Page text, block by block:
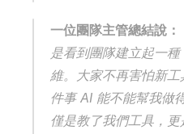
一位團隊主管總結說：
是看到團隊建立起一
維。大家不再害怕新
件事 AI 能不能幫我做
僅是教了我們工具，更